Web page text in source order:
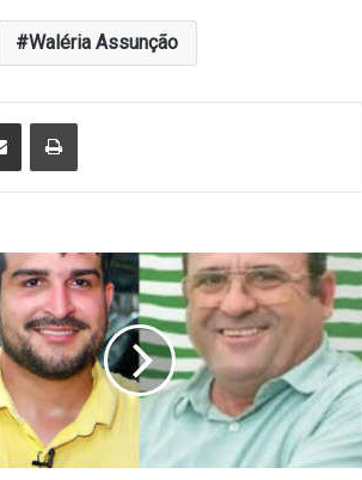
Waléria Assunção
Compartilhar via e-mail Imprimir